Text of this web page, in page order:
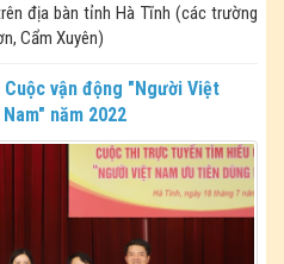
địa bàn tỉnh Hà Tĩnh (các trường
Cẩm Xuyên)
vận động "Người Việt
năm 2022